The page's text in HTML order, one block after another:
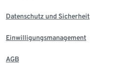
Datenschutz und Sicherheit
Einwilligungsmanagement
AGB